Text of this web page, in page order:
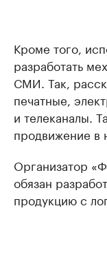
Кроме того,
разработать
СМИ. Так,
печатные,
и телеканалы.
продвижение в
Организатор
обязан
продукцию с